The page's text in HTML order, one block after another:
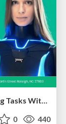
Kristin Tynski - Automating Marketing Tasks With AI
0 440